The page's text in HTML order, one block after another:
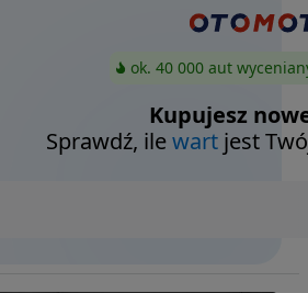
ok. 40 000 aut
Kupujesz
Sprawdź, ilewart jest